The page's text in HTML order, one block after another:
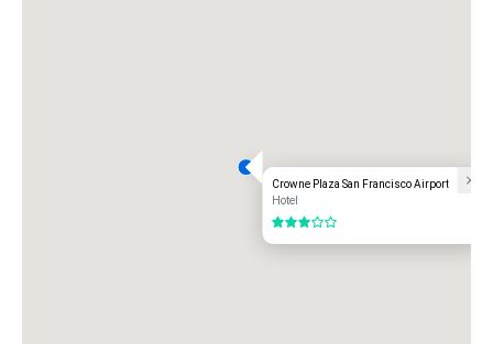
Crowne Plaza San Francisco Airport
Hotel
3 von 5